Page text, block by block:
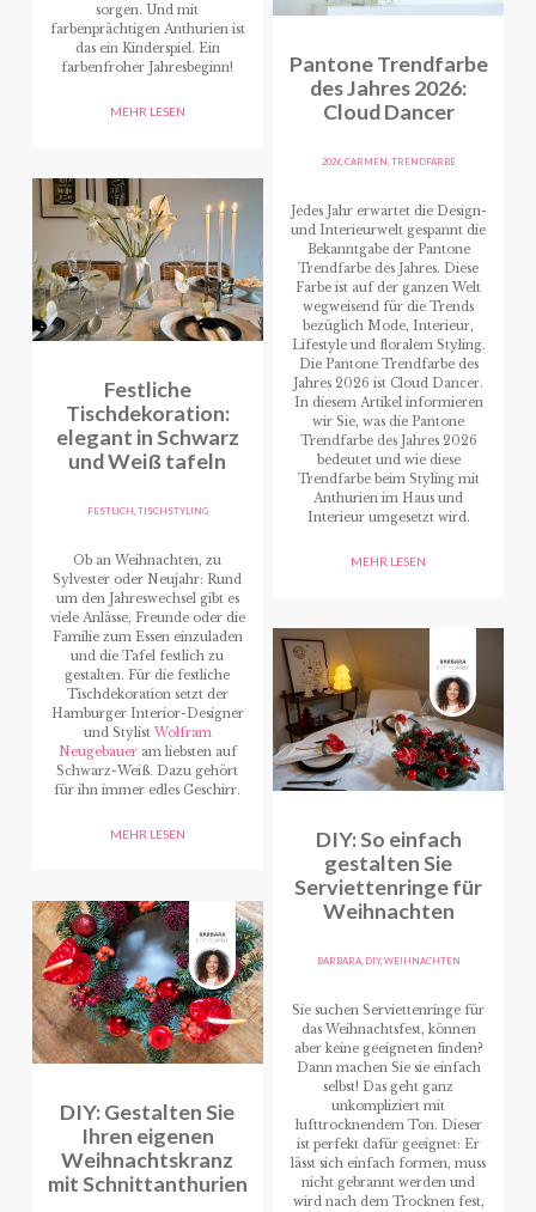
sorgen. Und mit
farbenprächtigen Anthurien ist
das ein Kinderspiel. Ein
farbenfroher Jahresbeginn!
MEHR LESEN
Festliche
Tischdekoration:
elegant in Schwarz
und Weiß tafeln
FESTLICH TISCHSTYLING
Ob an Weihnachten, zu
Sylvester oder Neujahr: Rund
um den Jahreswechsel gibt es
viele Anlässe, Freunde oder die
Familie zum Essen einzuladen
und die Tafel festlich zu
gestalten. Für die festliche
Tischdekoration setzt der
Hamburger Interior-Designer
und Stylist Wolfram
Neugebaueram liebsten auf
Schwarz-Weiß. Dazu gehört
für ihn immer edles Geschirr.
MEHR LESEN
DIY: Gestalten Sie
Ihren eigenen
Weihnachtskranz
mit Schnittanthurien
Pantone Trendfarbe
des Jahres 2026:
Cloud Dancer
2026, CARMEN TRENDFARBE
Jedes Jahr erwartet die Design-
und Interieurwelt gespannt die
Bekanntgabe der Pantone
Trendfarbe des Jahres. Diese
Farbe ist auf der ganzen Welt
wegweisend für die Trends
bezüglich Mode, Interieur,
Lifestyle und floralem Styling.
Die Pantone Trendfarbe des
Jahres 2026 ist Cloud Dancer.
In diesem Artikel informieren
wir Sie, was die Pantone
Trendfarbe des Jahres 2026
bedeutet und wie diese
Trendfarbe beim Styling mit
Anthurien im Haus und
Interieur umgesetzt wird.
MEHR LESEN
DIY: So einfach
gestalten Sie
Serviettenringe für
Weihnachten
BARBARA, DIY, WEIHNACHTEN
Sie suchen Serviettenringe für
das Weihnachtsfest, können
aber keine geeigneten finden?
Dann machen Sie sie einfach
selbst! Das geht ganz
unkompliziert mit
lufttrocknendem Ton. Dieser
ist perfekt dafür geeignet: Er
lässt sich einfach formen, muss
nicht gebrannt werden und
wird nach dem Trocknen fest,